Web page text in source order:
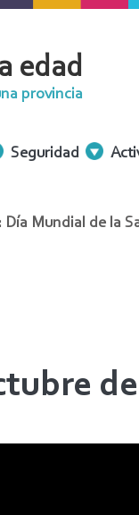
edad
provincia
Seguridad
Día Mundial de la